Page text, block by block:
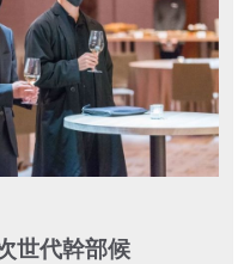
世代幹部候